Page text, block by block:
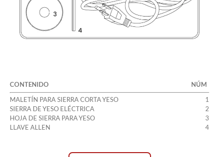
CONTENIDO NÚM
MALETÍN PARA SIERRA CORTA YESO
1
SIERRA DE YESO ELÉCTRICA
2
HOJA DE SIERRA PARA YESO
3
LLAVE ALLEN
4